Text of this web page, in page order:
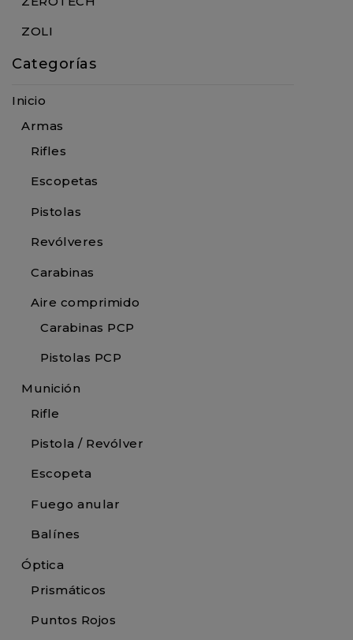
ZOLI
Categorías
Inicio
Armas
Rifles
Escopetas
Pistolas
Revólveres
Carabinas
Aire comprimido
Carabinas PCP
Pistolas PCP
Munición
Rifle
Pistola / Revólver
Escopeta
Fuego anular
Balínes
Óptica
Prismáticos
Puntos Rojos